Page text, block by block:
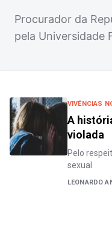
Procurador da
pela Universidade
VIVÊNCIAS
A
violada
Pelo
sexual
LEONARDO